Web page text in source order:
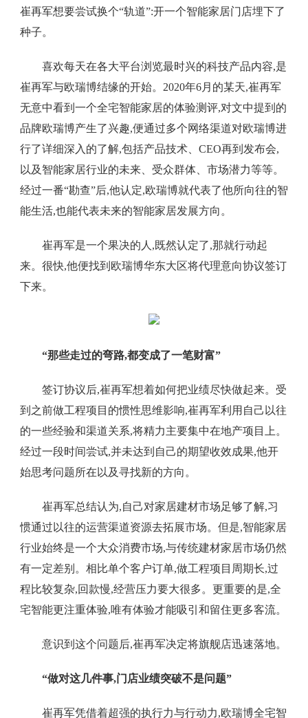
崔再军想要尝试换个“轨道”:开一个智能家居门店埋下了
种子。
喜欢每天在各大平台浏览最时兴的科技产品内容,是
崔再军与欧瑞博结缘的开始。2020年6月的某天,崔再军
无意中看到一个全宅智能家居的体验测评,对文中提到的
品牌欧瑞博产生了兴趣,便通过多个网络渠道对欧瑞博进
行了详细深入的了解,包括产品技术、CEO再到发布会,
以及智能家居行业的未来、受众群体、市场潜力等等。
经过一番“勘查”后,他认定,欧瑞博就代表了他所向往的智
能生活,也能代表未来的智能家居发展方向。
崔再军是一个果决的人,既然认定了,那就行动起
来。很快,他便找到欧瑞博华东大区将代理意向协议签订
下来。
“那些走过的弯路,都变成了一笔财富”
签订协议后,崔再军想着如何把业绩尽快做起来。受
到之前做工程项目的惯性思维影响,崔再军利用自己以往
的一些经验和渠道关系,将精力主要集中在地产项目上。
经过一段时间尝试,并未达到自己的期望收效成果,他开
始思考问题所在以及寻找新的方向。
崔再军总结认为,自己对家居建材市场足够了解,习
惯通过以往的运营渠道资源去拓展市场。但是,智能家居
行业始终是一个大众消费市场,与传统建材家居市场仍然
有一定差别。相比单个客户订单,做工程项目周期长,过
程比较复杂,回款慢,经营压力要大很多。更重要的是,全
宅智能更注重体验,唯有体验才能吸引和留住更多客流。
意识到这个问题后,崔再军决定将旗舰店迅速落地。
“做对这几件事,门店业绩突破不是问题”
崔再军凭借着超强的执行力与行动力,欧瑞博全宅智